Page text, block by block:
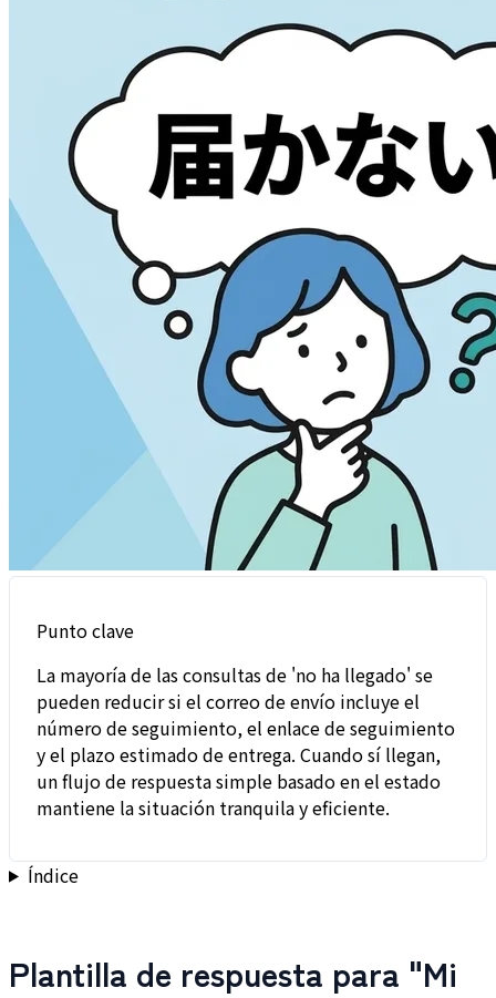
Punto clave
La mayoría de las consultas de 'no ha llegado' se
pueden reducir si el correo de envío incluye el
número de seguimiento, el enlace de seguimiento
y el plazo estimado de entrega. Cuando sí llegan,
un flujo de respuesta simple basado en el estado
mantiene la situación tranquila y eficiente.
Índice
Plantilla de respuesta para "Mi